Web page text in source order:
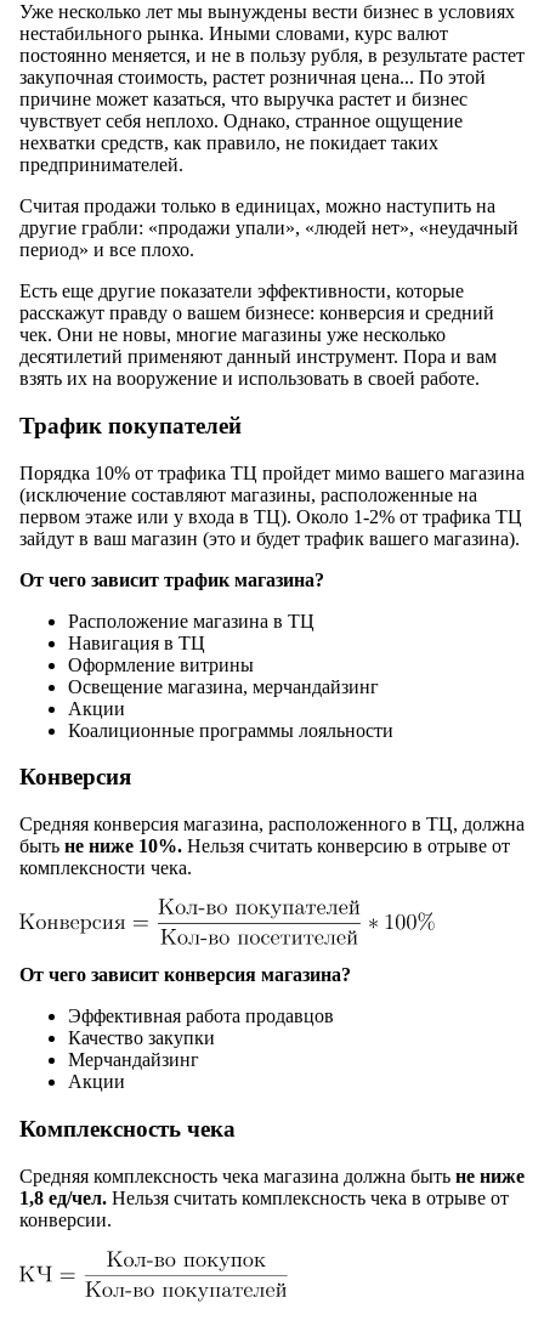
Уже несколько лет мы вынуждены вести бизнес в условиях
нестабильного рынка. Иными словами, курс валют
постоянно меняется, и не в пользу рубля, в результате растет
закупочная стоимость, растет розничная цена... По этой
причине может казаться, что выручка растет и бизнес
чувствует себя неплохо. Однако, странное ощущение
нехватки средств, как правило, не покидает таких
предпринимателей.
Считая продажи только в единицах, можно наступить на
другие грабли: «продажи упали», «людей нет», «неудачный
период» и все плохо.
Есть еще другие показатели эффективности, которые
расскажут правду о вашем бизнесе: конверсия и средний
чек. Они не новы, многие магазины уже несколько
десятилетий применяют данный инструмент. Пора и вам
взять их на вооружение и использовать в своей работе.
Трафик покупателей
Порядка 10% от трафика ТЦ пройдет мимо вашего магазина
(исключение составляют магазины, расположенные на
первом этаже или у входа в ТЦ). Около 1-2% от трафика ТЦ
зайдут в ваш магазин (это и будет трафик вашего магазина).
От чего зависит трафик магазина?
Расположение магазина в ТЦ
Навигация в ТЦ
Оформление витрины
Освещение магазина, мерчандайзинг
Акции
Коалиционные программы лояльности
Конверсия
Средняя конверсия магазина, расположенного в ТЦ, должна
быть не ниже 10%. Нельзя считать конверсию в отрыве от
комплексности чека.
От чего зависит конверсия магазина?
Эффективная работа продавцов
Качество закупки
Мерчандайзинг
Акции
Комплексность чека
Средняя комплексность чека магазина должна быть не ниже
1,8 ед/чел. Нельзя считать комплексность чека в отрыве от
конверсии.